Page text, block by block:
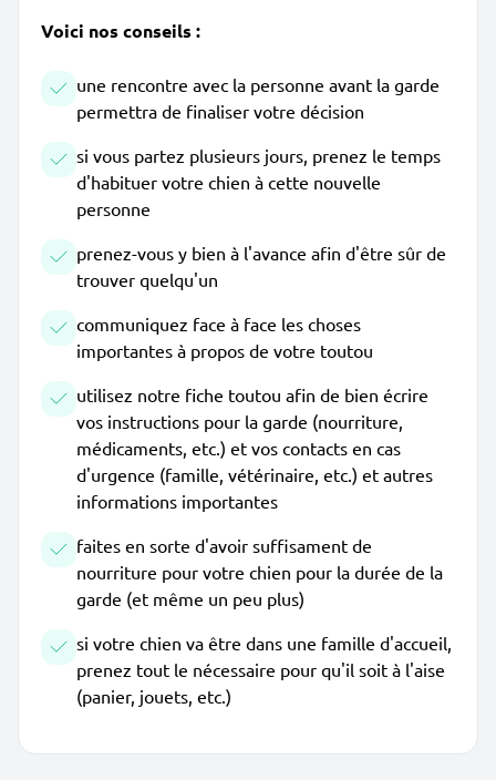
Voici nos conseils :
une rencontre avec la personne avant la garde
permettra de finaliser votre décision
si vous partez plusieurs jours, prenez le temps
d'habituer votre chien à cette nouvelle
personne
prenez-vous y bien à l'avance afin d'être sûr de
trouver quelqu'un
communiquez face à face les choses
importantes à propos de votre toutou
utilisez notre fiche toutou afin de bien écrire
vos instructions pour la garde (nourriture,
médicaments, etc.) et vos contacts en cas
d'urgence (famille, vétérinaire, etc.) et autres
informations importantes
faites en sorte d'avoir suffisament de
nourriture pour votre chien pour la durée de la
garde (et même un peu plus)
si votre chien va être dans une famille d'accueil,
prenez tout le nécessaire pour qu'il soit à l'aise
(panier, jouets, etc.)